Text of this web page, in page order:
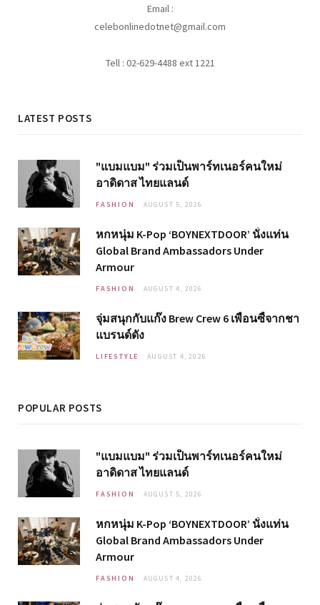
Email :
celebonlinedotnet@gmail.com
Tell : 02-629-4488 ext 1221
LATEST POSTS
"แบมแบม" ร่วมเป็นพาร์ทเนอร์คนใหม่
อาดิดาส ไทยแลนด์
FASHION AUGUST 5, 2026
หกหนุ่ม K-Pop ‘BOYNEXTDOOR’ นั่งแท่น
Global Brand Ambassadors Under
Armour
FASHION AUGUST 4, 2026
จุ่มสนุกกับแก๊ง Brew Crew 6 เพื่อนซี้จากชา
แบรนด์ดัง
LIFESTYLE AUGUST 4, 2026
POPULAR POSTS
"แบมแบม" ร่วมเป็นพาร์ทเนอร์คนใหม่
อาดิดาส ไทยแลนด์
FASHION AUGUST 5, 2026
หกหนุ่ม K-Pop ‘BOYNEXTDOOR’ นั่งแท่น
Global Brand Ambassadors Under
Armour
FASHION AUGUST 4, 2026